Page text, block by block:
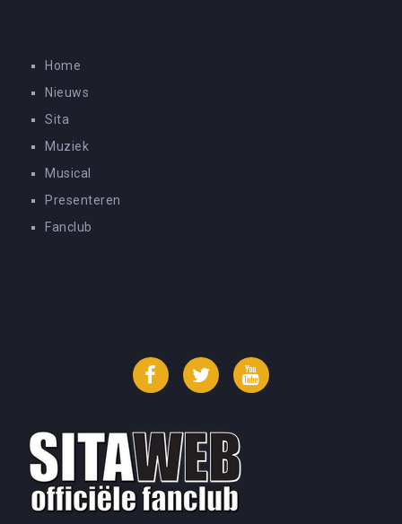
Home
Nieuws
Sita
Muziek
Musical
Presenteren
Fanclub
FacebookTwitter YouTube